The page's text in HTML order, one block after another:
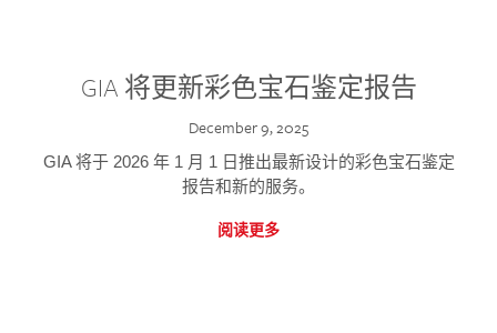
GIA 将更新彩色宝石鉴定报告
December 9, 2025
GIA 将于 2026 年 1 月 1 日推出最新设计的彩色宝石鉴定
报告和新的服务。
阅读更多